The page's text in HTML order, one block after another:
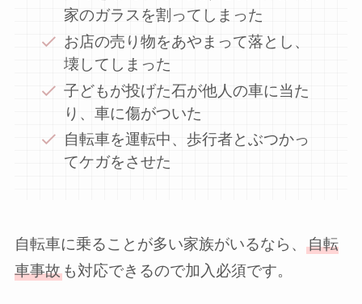
家のガラスを割ってしまった
お店の売り物をあやまって落とし、
壊してしまった
子どもが投げた石が他人の車に当た
り、車に傷がついた
自転車を運転中、歩行者とぶつかっ
てケガをさせた
自転車に乗ることが多い家族がいるなら、 自転
車事故も対応できるので加入必須です。